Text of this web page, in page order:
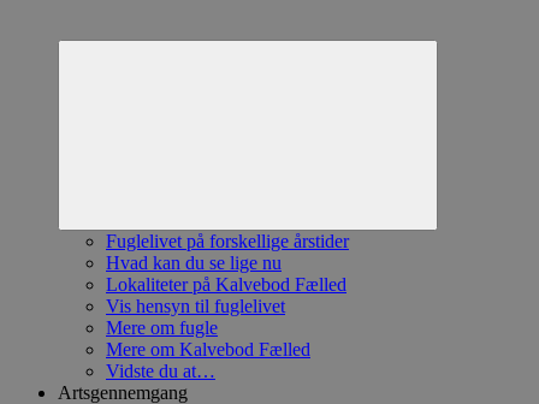
Fuglelivet på forskellige årstider
Hvad kan du se lige nu
Lokaliteter på Kalvebod Fælled
Vis hensyn til fuglelivet
Mere om fugle
Mere om Kalvebod Fælled
Vidste du at…
Artsgennemgang